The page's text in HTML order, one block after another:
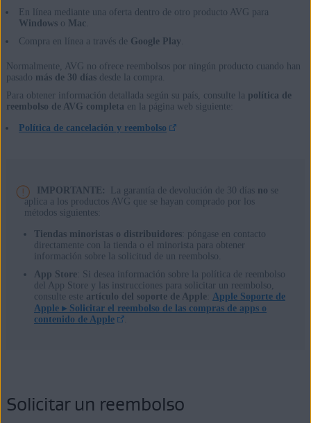
En línea mediante una oferta dentro de otro producto AVG para
Windowso Mac.
Compra en línea a través de Google Play.
Normalmente, AVG no ofrece reembolsos por ningún producto cuando han
pasado más de 30 díasdesde la compra.
Para obtener información detallada según su país, consulte la política de
reembolso de AVG completa en la página web siguiente:
Política de cancelación y reembolso
IMPORTANTE: La garantía de devolución de 30 días no se
aplica a los productos AVG que se hayan comprado por los
métodos siguientes:
Tiendas minoristas o distribuidores: póngase en contacto
directamente con la tienda o el minorista para obtener
información sobre la solicitud de un reembolso.
App Store: Si desea información sobre la política de reembolso
del App Store y las instrucciones para solicitar un reembolso,
consulte este artículo del soporte de Apple: Apple Soporte de
Apple ▸Solicitar el reembolso de las compras de apps o
contenido de Apple
.
Solicitar un reembolso